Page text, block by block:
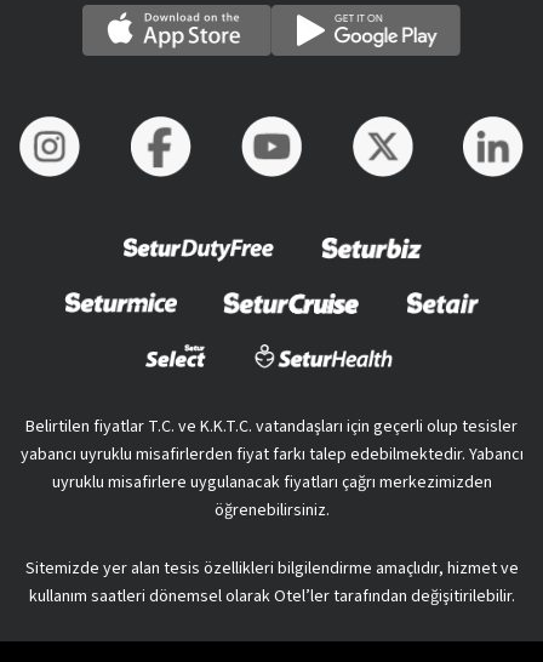
Belirtilen fiyatlar T.C. ve K.K.T.C. vatandaşları için geçerli olup tesisler
yabancı uyruklu misafirlerden fiyat farkı talep edebilmektedir. Yabancı
uyruklu misafirlere uygulanacak fiyatları çağrı merkezimizden
öğrenebilirsiniz.
Sitemizde yer alan tesis özellikleri bilgilendirme amaçlıdır, hizmet ve
kullanım saatleri dönemsel olarak Otel’ler tarafından değişitirilebilir.